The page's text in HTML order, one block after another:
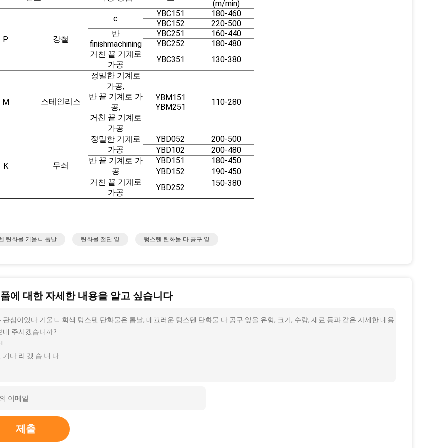
(m/min)
P 강철
c
YBC151
180-460
YBC152
220-500
반
finishmachining
YBC251
160-440
YBC252
180-480
거친 끝 기계로
가공
YBC351 130-380
M 스테인리스
정밀한 기계로
가공,
반 끝 기계로 가
공,
거친 끝 기계로
가공
YBM151
YBM251
110-280
K 무쇠
정밀한 기계로
가공
YBD052
200-500
YBD102
200-480
반 끝 기계로 가
공
YBD151
180-450
YBD152
190-450
거친 끝 기계로
가공
YBD252 150-380
탄화물 기울ㄴ 톱날 탄화물 절단 잎 텅스텐 탄화물 다 공구 잎
에 대한 자세한 내용을 알고 싶습니다
관심이있다 기울ㄴ 회색 텅스텐 탄화물은 톱날, 매끄러운 텅스텐 탄화물 다 공구 잎을 유형, 크기, 수량, 재료 등과 같은 자세한 내용
내 주시겠습니까?
기다 리 겠 습 니 다.
제출